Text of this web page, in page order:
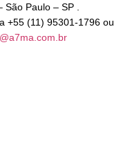
Paulo – SP .
+55 (11) 95301-1796 ou